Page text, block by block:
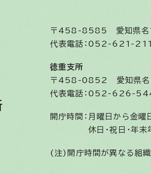
〒458-8585 愛知県
代表電話：052-621-
徳重支所
〒458-0852 愛知県
代表電話：052-626-
開庁時間： 月曜日から金
休日・祝日・年
(注)開庁時間が異なる組織